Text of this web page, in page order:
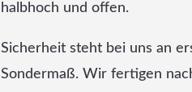
halbhoch und offen.
Sicherheit steht bei uns an
Sondermaß. Wir fertigen